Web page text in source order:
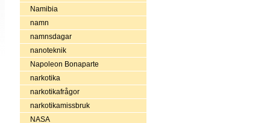
Namibia
namn
namnsdagar
nanoteknik
Napoleon Bonaparte
narkotika
narkotikafrågor
narkotikamissbruk
NASA